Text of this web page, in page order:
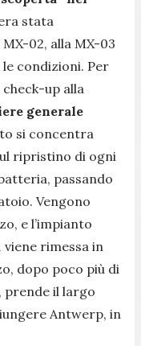
stata
02, alla MX-03
le condizioni. Per
up alla
generale
si concentra
ripristino di ogni
passando
Vengono
e l’impianto
rimessa in
dopo poco più di
prende il largo
Antwerp, in